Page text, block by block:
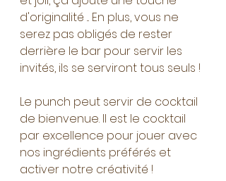
d'originalité ... En plus, vous ne
serez pas obligés de rester
derrière le bar pour servir les
invités, ils se serviront tous seuls !
Le punch peut servir de cocktail
de bienvenue. Il est le cocktail
par excellence pour jouer avec
nos ingrédients préférés et
activer notre créativité !